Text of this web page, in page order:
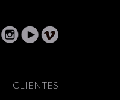
CLIENTES